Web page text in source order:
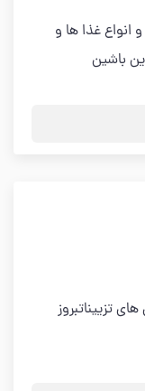
انواع غذا ها و
باشین
تزییناتبروز